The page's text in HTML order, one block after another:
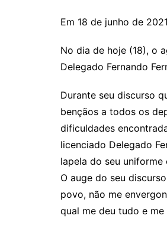
Em 18 de junho de
No dia de hoje (18), o
Delegado Fernando
Durante seu discurso
bençãos a todos os
dificuldades
licenciado Delegado
lapela do seu
O auge do seu
povo, não me
qual me deu tudo e